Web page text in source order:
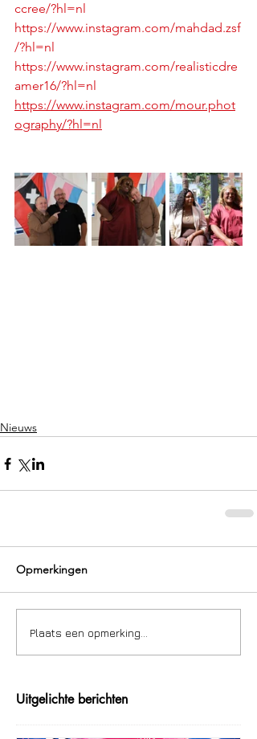
ccree/?hl=nl
https://www.instagram.com/mahdad.zsf
/?hl=nl
https://www.instagram.com/realisticdre
amer16/?hl=nl
https://www.instagram.com/mour.phot
ography/?hl=nl
Nieuws
Opmerkingen
Plaats een opmerking...
Uitgelichte berichten